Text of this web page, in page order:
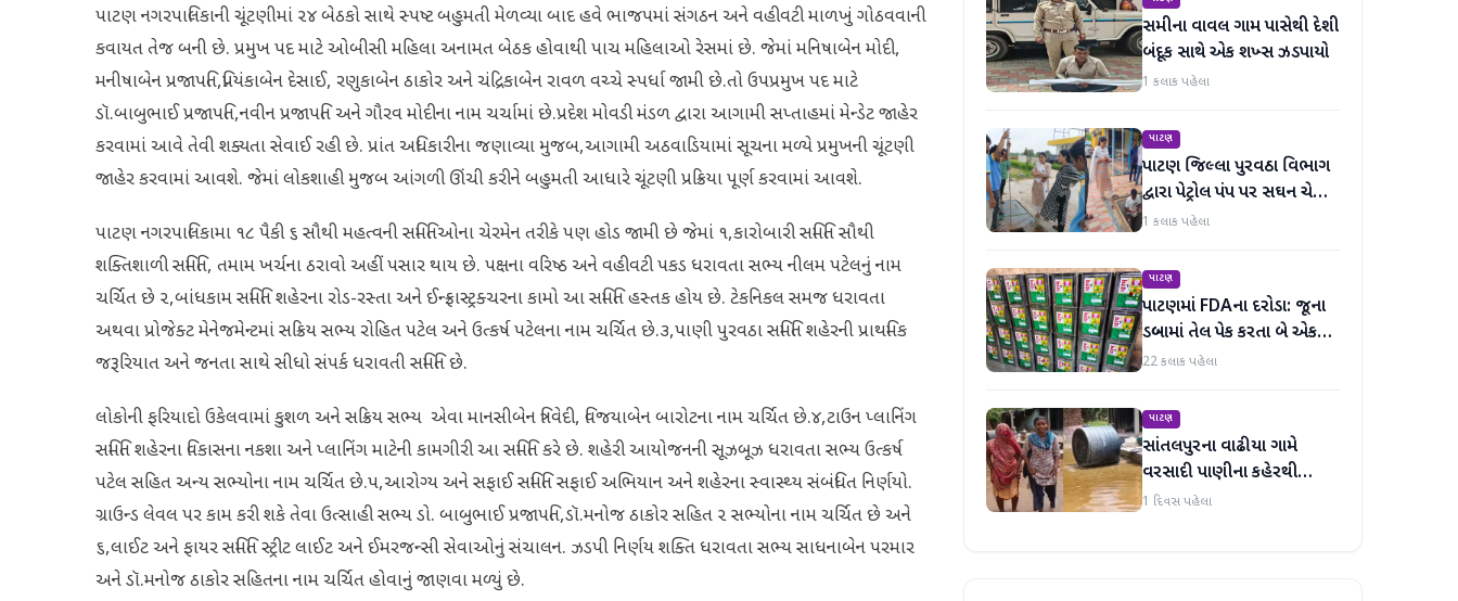
પાટણ નગરપાલિકાની ચૂંટણીમાં ૨૪ બેઠકો સાથે સ્પષ્ટ બહુમતી મેળવ્યા બાદ હવે ભાજપમાં સંગઠન અને વહીવટી માળખું ગોઠવવાની
કવાયત તેજ બની છે. પ્રમુખ પદ માટે ઓબીસી મહિલા અનામત બેઠક હોવાથી પાચ મહિલાઓ રેસમાં છે. જેમાં મનિષાબેન મોદી,
મનીષાબેન પ્રજાપતિ,પ્રિયંકાબેન દેસાઈ, રણુકાબેન ઠાકોર અને ચંદ્રિકાબેન રાવળ વચ્ચે સ્પર્ધા જામી છે.તો ઉપપ્રમુખ પદ માટે
ડૉ.બાબુભાઈ પ્રજાપતિ,નવીન પ્રજાપતિ અને ગૌરવ મોદીના નામ ચર્ચામાં છે.પ્રદેશ મોવડી મંડળ દ્વારા આગામી સપ્તાહમાં મેન્ડેટ જાહેર
કરવામાં આવે તેવી શક્યતા સેવાઈ રહી છે. પ્રાંત અધિકારીના જણાવ્યા મુજબ,આગામી અઠવાડિયામાં સૂચના મળ્યે પ્રમુખની ચૂંટણી
જાહેર કરવામાં આવશે. જેમાં લોકશાહી મુજબ આંગળી ઊંચી કરીને બહુમતી આધારે ચૂંટણી પ્રક્રિયા પૂર્ણ કરવામાં આવશે.
પાટણ નગરપાલિકામા ૧૮ પૈકી ૬ સૌથી મહત્વની સમિતિઓના ચેરમેન તરીકે પણ હોડ જામી છે જેમાં ૧,કારોબારી સમિતિ સૌથી
શક્તિશાળી સમિતિ, તમામ ખર્ચના ઠરાવો અહીં પસાર થાય છે. પક્ષના વરિષ્ઠ અને વહીવટી પકડ ધરાવતા સભ્ય નીલમ પટેલનું નામ
ચર્ચિત છે ૨,બાંધકામ સમિતિ શહેરના રોડ-રસ્તા અને ઈન્ફ્રાસ્ટ્રક્ચરના કામો આ સમિતિ હસ્તક હોય છે. ટેકનિકલ સમજ ધરાવતા
અથવા પ્રોજેક્ટ મેનેજમેન્ટમાં સક્રિય સભ્ય રોહિત પટેલ અને ઉત્કર્ષ પટેલના નામ ચર્ચિત છે.૩,પાણી પુરવઠા સમિતિ શહેરની પ્રાથમિક
જરૂરિયાત અને જનતા સાથે સીધો સંપર્ક ધરાવતી સમિતિ છે.
લોકોની ફરિયાદો ઉકેલવામાં કુશળ અને સક્રિય સભ્ય એવા માનસીબેન ત્રિવેદી, વિજયાબેન બારોટના નામ ચર્ચિત છે.૪,ટાઉન પ્લાનિંગ
સમિતિ શહેરના વિકાસના નકશા અને પ્લાનિંગ માટેની કામગીરી આ સમિતિ કરે છે. શહેરી આયોજનની સૂઝબૂઝ ધરાવતા સભ્ય ઉત્કર્ષ
પટેલ સહિત અન્ય સભ્યોના નામ ચર્ચિત છે.૫,આરોગ્ય અને સફાઈ સમિતિ સફાઈ અભિયાન અને શહેરના સ્વાસ્થ્ય સંબંધિત નિર્ણયો.
ગ્રાઉન્ડ લેવલ પર કામ કરી શકે તેવા ઉત્સાહી સભ્ય ડો. બાબુભાઈ પ્રજાપતિ,ડૉ.મનોજ ઠાકોર સહિત ૨ સભ્યોના નામ ચર્ચિત છે અને
૬,લાઈટ અને ફાયર સમિતિ સ્ટ્રીટ લાઈટ અને ઈમરજન્સી સેવાઓનું સંચાલન. ઝડપી નિર્ણય શક્તિ ધરાવતા સભ્ય સાધનાબેન પરમાર
અને ડૉ.મનોજ ઠાકોર સહિતના નામ ચર્ચિત હોવાનું જાણવા મળ્યું છે.
સમીના વાવલ ગામ પાસેથી દેશી
બંદૂક સાથે એક શખ્સ ઝડપાયો
1 કલાક પહેલા
પાટણ
પાટણ જિલ્લા પુરવઠા વિભાગ
દ્વારા પેટ્રોલ પંપ પર સઘન ચેકિંગ
સઘન હાથ ધરાયું
1 કલાક પહેલા
પાટણ
પાટણમાં FDAના દરોડા: જૂના
ડબ્બામાં તેલ પેક કરતા બે એકમો
સીલ, રૂ. ૧૬.૧૪ લાખનો જથ્થો
22 કલાક પહેલા
પાટણ
સાંતલપુરના વાઢીયા ગામે
વરસાદી પાણીના કહેરથી
ગ્રામજનો હાલાકીમાં
1 દિવસ પહેલા